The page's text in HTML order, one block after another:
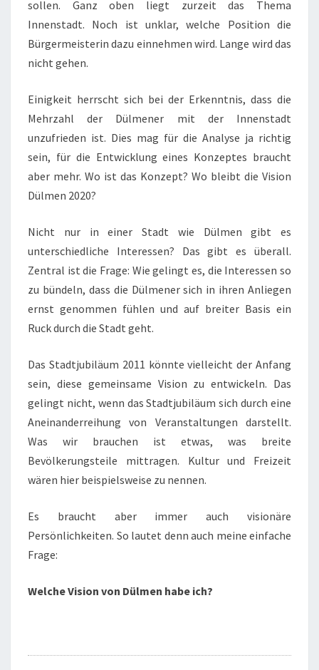
sollen. Ganz oben liegt zurzeit das Thema
Innenstadt. Noch ist unklar, welche Position die
Bürgermeisterin dazu einnehmen wird. Lange wird das
nicht gehen.
Einigkeit herrscht sich bei der Erkenntnis, dass die
Mehrzahl der Dülmener mit der Innenstadt
unzufrieden ist. Dies mag für die Analyse ja richtig
sein, für die Entwicklung eines Konzeptes braucht
aber mehr. Wo ist das Konzept? Wo bleibt die Vision
Dülmen 2020?
Nicht nur in einer Stadt wie Dülmen gibt es
unterschiedliche Interessen? Das gibt es überall.
Zentral ist die Frage: Wie gelingt es, die Interessen so
zu bündeln, dass die Dülmener sich in ihren Anliegen
ernst genommen fühlen und auf breiter Basis ein
Ruck durch die Stadt geht.
Das Stadtjubiläum 2011 könnte vielleicht der Anfang
sein, diese gemeinsame Vision zu entwickeln. Das
gelingt nicht, wenn das Stadtjubiläum sich durch eine
Aneinanderreihung von Veranstaltungen darstellt.
Was wir brauchen ist etwas, was breite
Bevölkerungsteile mittragen. Kultur und Freizeit
wären hier beispielsweise zu nennen.
Es braucht aber immer auch visionäre
Persönlichkeiten. So lautet denn auch meine einfache
Frage:
Welche Vision von Dülmen habe ich?